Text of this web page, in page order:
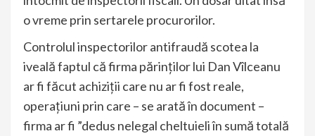
o vreme prin sertarele procurorilor.
Controlul inspectorilor antifraudă scotea la
iveală faptul că firma părinților lui Dan Vîlceanu
ar fi făcut achiziții care nu ar fi fost reale,
operațiuni prin care – se arată în document –
firma ar fi ”dedus nelegal cheltuieli în sumă totală